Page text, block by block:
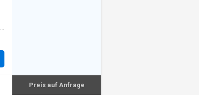
Preis auf Anfrage